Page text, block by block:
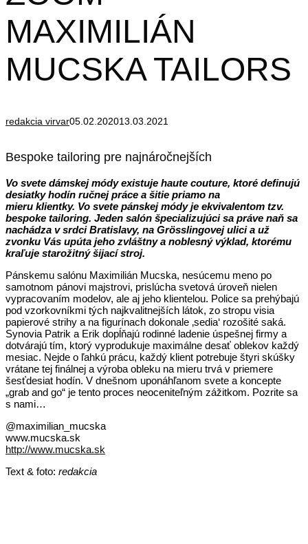
MAXIMILIÁN
MUCSKA TAILORS
redakcia virvar05.02.202013.03.2021
Bespoke tailoring pre najnáročnejších
Vo svete dámskej módy existuje haute couture, ktoré definujú
desiatky hodín ručnej práce a šitie priamo na
mieru klientky. Vo svete pánskej módy je ekvivalentom tzv.
bespoke tailoring. Jeden salón špecializujúci sa práve naň sa
nachádza v srdci Bratislavy, na Grösslingovej ulici a už
zvonku Vás upúta jeho zvláštny a noblesný výklad, ktorému
kraľuje starožitný šijací stroj.
Pánskemu salónu Maximilián Mucska, nesúcemu meno po
samotnom pánovi majstrovi, prislúcha svetová úroveň nielen
vypracovaním modelov, ale aj jeho klientelou. Police sa prehýbajú
pod vzorkovníkmi tých najkvalitnejších látok, zo stropu visia
papierové strihy a na figurínach dokonale ‚sedia‘ rozošité saká.
Synovia Patrik a Erik dopĺňajú rodinné ladenie úspešnej firmy a
dotvárajú tím, ktorý vyprodukuje maximálne desať oblekov každý
mesiac. Nejde o ľahkú prácu, každý klient potrebuje štyri skúšky
vrátane tej finálnej a výroba obleku na mieru trvá v priemere
šesťdesiat hodín. V dnešnom uponáhľanom svete a koncepte
„grab and go“ je tento proces neoceniteľným zážitkom. Pozrite sa
s nami…
@maximilian_mucska
www.mucska.sk
http://www.mucska.sk
Text & foto: redakcia